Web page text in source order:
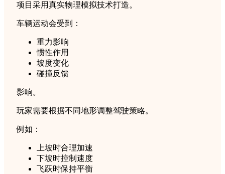
项目采用真实物理模拟技术打造。
车辆运动会受到：
重力影响
惯性作用
坡度变化
碰撞反馈
影响。
玩家需要根据不同地形调整驾驶策略。
例如：
上坡时合理加速
下坡时控制速度
飞跃时保持平衡